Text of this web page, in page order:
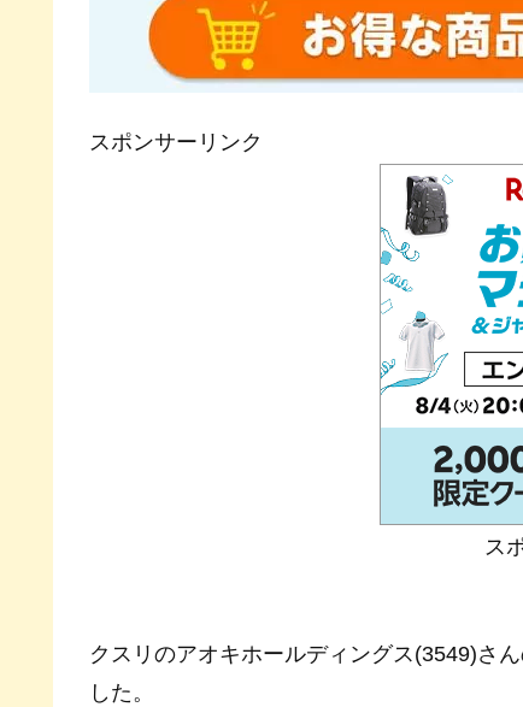
スポンサーリンク
ス
クスリのアオキホールディングス(3549)さ
した。